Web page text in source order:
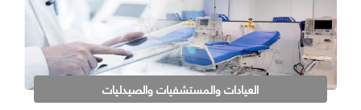
العيادات والمستشفيات والصيدليات